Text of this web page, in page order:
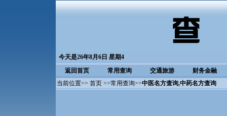
今天是26年8月6日 星期4
返回首页
常用查询 交通旅游
财务金融
当前位置>> 首页 >>常用查询>>中医名方查询,中药名方查询